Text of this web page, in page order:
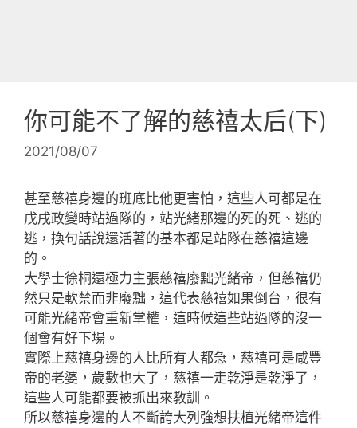
你可能不了解的慈禧太后(下)
2021/08/07
甚至慈禧身邊的班底比他更害怕，這些人可都是在
戊戌政變時站過隊的，站光緒那邊的死的死、逃的
逃，換句話說還活著的基本都是站隊在慈禧這邊
的。
大學士徐桐還極力主張慈禧廢黜光緒帝，但慈禧仍
然只是軟禁而非廢黜，這代表慈禧如果倒台，很有
可能光緒帝會重新掌權，這時候這些站過隊的沒一
個會有好下場。
實際上慈禧身邊的人比所有人都急，慈禧可是咸豐
帝的老婆，歲數也大了，慈禧一走乾淨是乾淨了，
這些人可能都要被抓出來教訓。
所以慈禧身邊的人不斷誇大列強想扶植光緒帝這件